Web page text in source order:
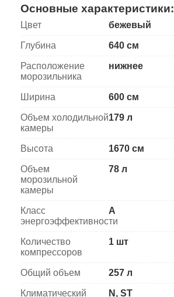
Основные характеристики:
Цвет бежевый
Глубина 640 см
Расположение
морозильника
нижнее
Ширина 600 см
Объем холодильной
камеры
179 л
Высота 1670 см
Объем
морозильной
камеры
78 л
Класс
энергоэффективности
A
Количество
компрессоров
1 шт
Общий объем 257 л
Климатический N, ST